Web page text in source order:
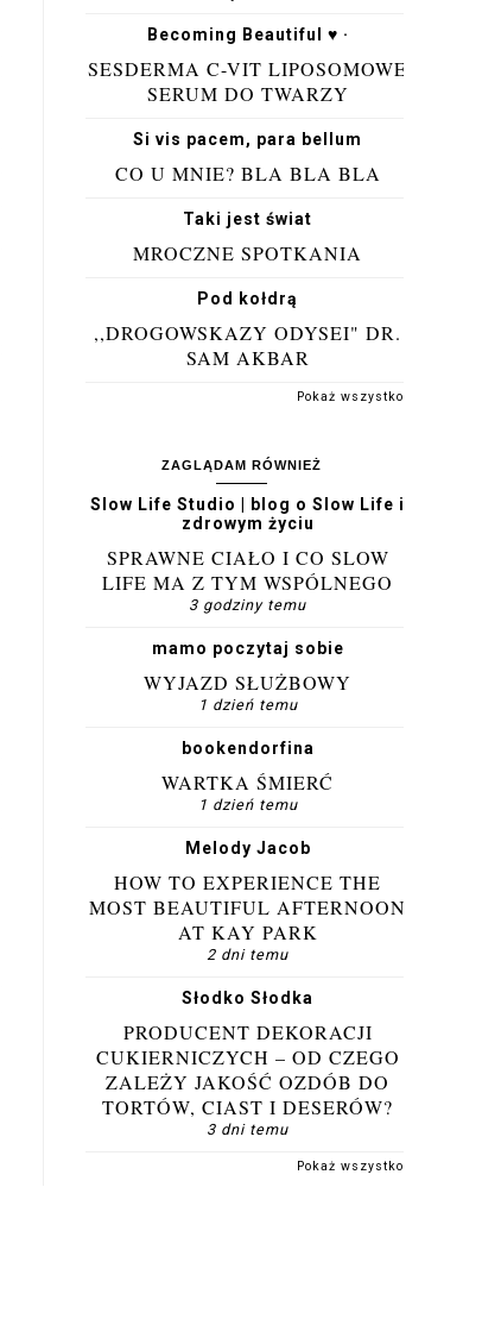
Becoming Beautiful ♥ ·
SESDERMA C-VIT LIPOSOMOWE
SERUM DO TWARZY
Si vis pacem, para bellum
CO U MNIE? BLA BLA BLA
Taki jest świat
MROCZNE SPOTKANIA
Pod kołdrą
,,DROGOWSKAZY ODYSEI" DR.
SAM AKBAR
Pokaż wszystko
ZAGLĄDAM RÓWNIEŻ
Slow Life Studio | blog o Slow Life i
zdrowym życiu
SPRAWNE CIAŁO I CO SLOW
LIFE MA Z TYM WSPÓLNEGO
3 godziny temu
mamo poczytaj sobie
WYJAZD SŁUŻBOWY
1 dzień temu
bookendorfina
WARTKA ŚMIERĆ
1 dzień temu
Melody Jacob
HOW TO EXPERIENCE THE
MOST BEAUTIFUL AFTERNOON
AT KAY PARK
2 dni temu
Słodko Słodka
PRODUCENT DEKORACJI
CUKIERNICZYCH – OD CZEGO
ZALEŻY JAKOŚĆ OZDÓB DO
TORTÓW, CIAST I DESERÓW?
3 dni temu
Pokaż wszystko